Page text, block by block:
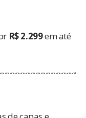
R$ 2.299em até